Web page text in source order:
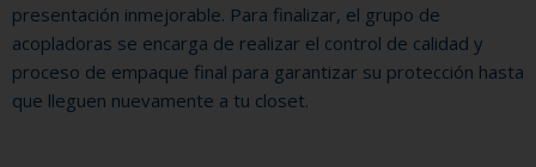
presentación inmejorable. Para finalizar, el grupo de
acopladoras se encarga de realizar el control de calidad y
proceso de empaque final para garantizar su protección hasta
que lleguen nuevamente a tu closet.